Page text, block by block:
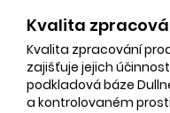
Kvalita
Kvalita zpracování
zajišťuje jejich
podkladová báze
a kontrolovaném